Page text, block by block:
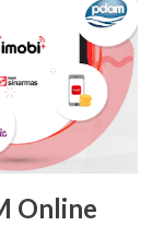
untuk konsumsi
seperti
lainnya. Pilihan
akan serat dan
Online